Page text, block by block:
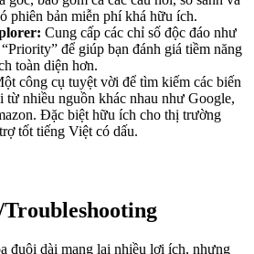
phiên bản miễn phí khá hữu ích.
Cung cấp các chỉ số độc đáo như
để giúp bạn đánh giá tiềm năng
toàn diện hơn.
công cụ tuyệt vời để tìm kiếm các biến
từ nhiều nguồn khác nhau như Google,
Đặc biệt hữu ích cho thị trường
tốt tiếng Việt có dấu.
Troubleshooting
đuôi dài mang lại nhiều lợi ích, nhưng